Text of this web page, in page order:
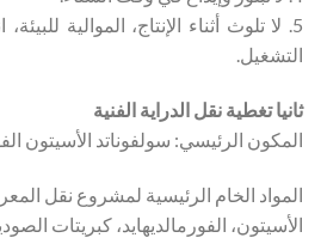
5. لا تلوث أثناء الإنتاج، الموالية
التشغيل.
ثانيا تغطية نقل الدراية الفنية
المكون الرئيسي: سولفوناتد الأسيتون
المواد الخام الرئيسية لمشروع نقل
الأسيتون، الفورمالديهايد، كبريتات